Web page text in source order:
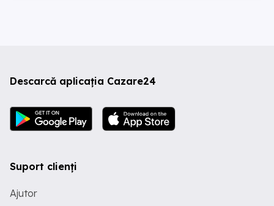
Descarcă aplicația Cazare24
Suport clienți
Ajutor